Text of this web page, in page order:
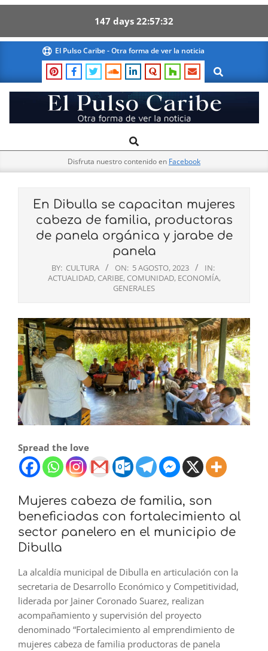
147 days 22 57 31
content
El Pulso Caribe - Otra forma de ver la noticia
Search
El
Pulso
Navigation
Search
Disfruta nuestro contenido en Facebook
En Dibulla se capacitan mujeres
cabeza de familia, productoras
de panela orgánica y jarabe de
panela
BY: CULTURA ON: 5 AGOSTO, 2023
IN:
ACTUALIDAD, CARIBE, COMUNIDAD, ECONOMÍA,
GENERALES
Spread the love
Mujeres cabeza de familia, son
beneficiadas con fortalecimiento al
sector panelero en el municipio de
Dibulla
La alcaldía municipal de Dibulla en articulación con la
secretaria de Desarrollo Económico y Competitividad,
liderada por Jainer Coronado Suarez, realizan
acompañamiento y supervisión del proyecto
denominado “Fortalecimiento al emprendimiento de
mujeres cabeza de familia productoras de panela